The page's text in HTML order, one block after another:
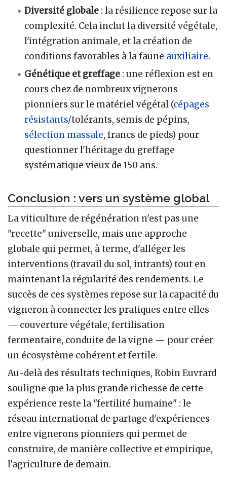
Diversité globale : la résilience repose sur la
complexité. Cela inclut la diversité végétale,
l'intégration animale, et la création de
conditions favorables à la faune auxiliaire.
Génétique et greffage : une réflexion est en
cours chez de nombreux vignerons
pionniers sur le matériel végétal (cépages
résistants/tolérants, semis de pépins,
sélection massale, francs de pieds) pour
questionner l'héritage du greffage
systématique vieux de 150 ans.
Conclusion : vers un système global
La viticulture de régénération n'est pas une
"recette" universelle, mais une approche
globale qui permet, à terme, d'alléger les
interventions (travail du sol, intrants) tout en
maintenant la régularité des rendements. Le
succès de ces systèmes repose sur la capacité du
vigneron à connecter les pratiques entre elles
— couverture végétale, fertilisation
fermentaire, conduite de la vigne — pour créer
un écosystème cohérent et fertile.
Au-delà des résultats techniques, Robin Euvrard
souligne que la plus grande richesse de cette
expérience reste la "fertilité humaine" : le
réseau international de partage d'expériences
entre vignerons pionniers qui permet de
construire, de manière collective et empirique,
l'agriculture de demain.